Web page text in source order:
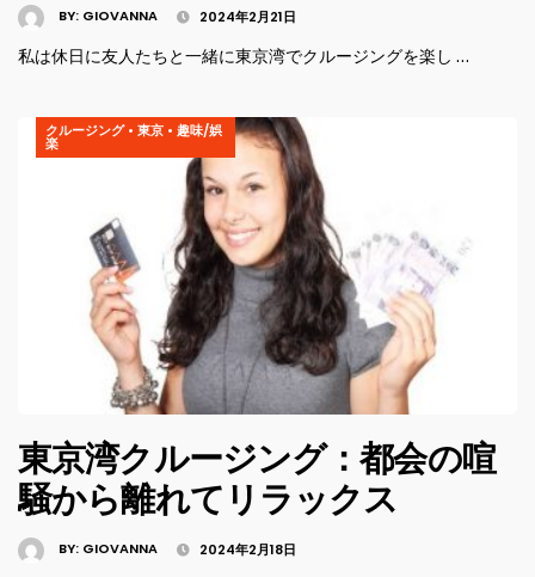
BY: GIOVANNA 2024年2月21日
私は休日に友人たちと一緒に東京湾でクルージングを楽し …
クルージング• 東京 • 趣味/娯
楽
東京湾クルージング：都会の喧
騒から離れてリラックス
BY: GIOVANNA 2024年2月18日